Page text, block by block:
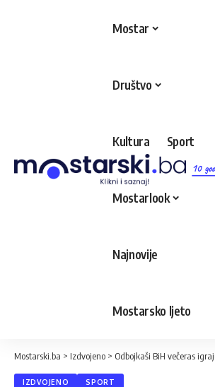
10
Mostar
Društvo
Kultura Sport
Mostarlook
Najnovije
Mostarsko ljeto
Mostarski.ba > Izdvojeno > Odbojkaši BiH večeras igraju
IZDVOJENO SPORT